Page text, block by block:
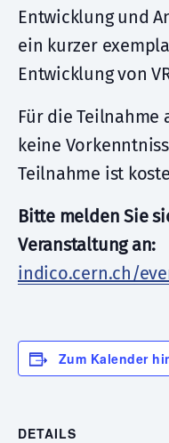
Entwicklung und
ein kurzer
Entwicklung von
Für die Teilnahme
keine
Teilnahme ist
Bitte melden Sie
Veranstaltung an:
indico.cern.ch/
Zum Kalender
DETAILS